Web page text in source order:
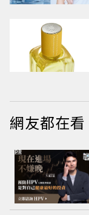
網友都在看
PR